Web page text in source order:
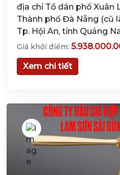
địa chỉ Tổ dân phố Xuân
Thành phố Đà Nẵng (cũ
Tp. Hội An, tỉnh Quảng
Giá khởi điểm:
Xem chi tiết